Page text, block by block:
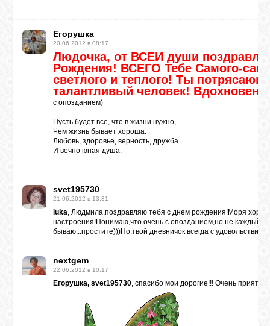
Егорушка
20.06.2012 в 08:17
Людочка, от ВСЕЙ души
Рождения! ВСЕГО Тебе Самого-
светлого и теплого! Ты
талантливый человек!
с опозданием)
Пусть будет все, что в жизни нужно,
Чем жизнь бывает хороша:
Любовь, здоровье, верность, дружба
И вечно юная душа.
svet195730
21.06.2012 в 13:31
luka, Людмила,поздравляю тебя с днем рождения!Моря
настроения!Понимаю,что очень с опозданием,но не каждый
бываю...простите)))Но,твой дневничок всегда с
nextgem
22.06.2012 в 10:17
Егорушка, svet195730, спасибо мои дорогие!!! Очень приятно!